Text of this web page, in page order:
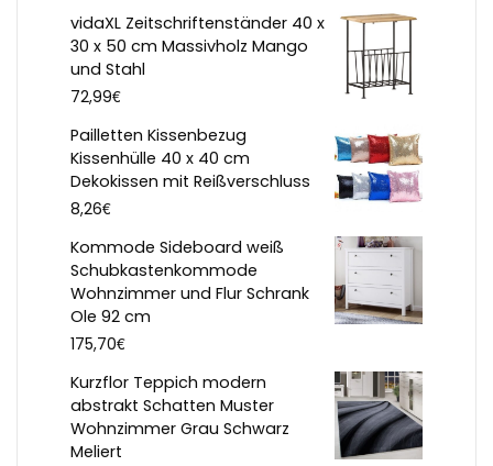
vidaXL Zeitschriftenständer 40 x
30 x 50 cm Massivholz Mango
und Stahl
72,99€
Pailletten Kissenbezug
Kissenhülle 40 x 40 cm
Dekokissen mit Reißverschluss
8,26€
Kommode Sideboard weiß
Schubkastenkommode
Wohnzimmer und Flur Schrank
Ole 92 cm
175,70€
Kurzflor Teppich modern
abstrakt Schatten Muster
Wohnzimmer Grau Schwarz
Meliert